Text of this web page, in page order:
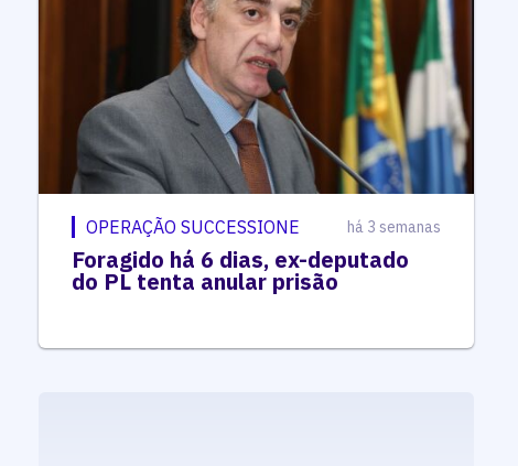
OPERAÇÃO SUCCESSIONE há 3 semanas
Foragido há 6 dias, ex-deputado
do PL tenta anular prisão